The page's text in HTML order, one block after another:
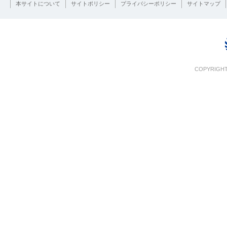
本サイトについて サイトポリシー プライバシーポリシー サイトマップ